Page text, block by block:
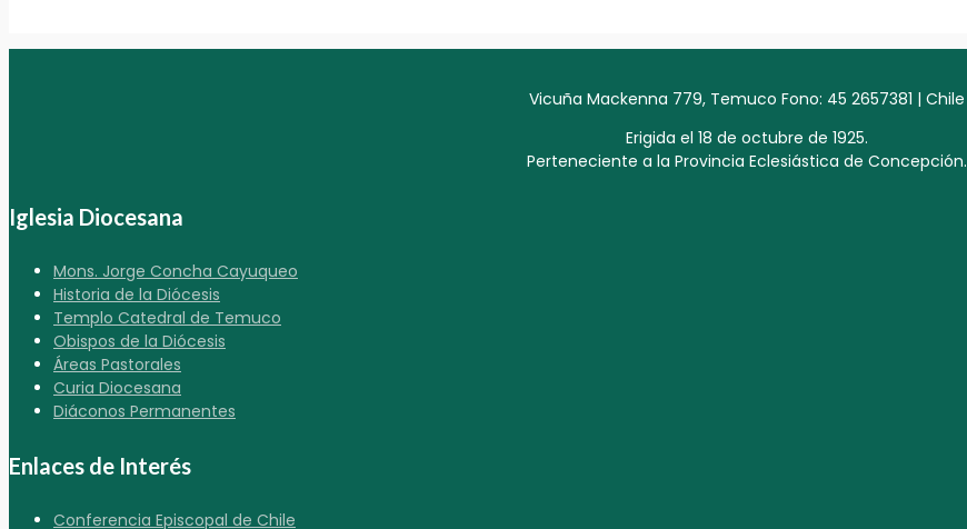
Vicuña Mackenna 779, Temuco Fono: 45 2657381 | Chile
Erigida el 18 de octubre de 1925.
Perteneciente a la Provincia Eclesiástica de Concepción.
Iglesia Diocesana
Mons. Jorge Concha Cayuqueo
Historia de la Diócesis
Templo Catedral de Temuco
Obispos de la Diócesis
Áreas Pastorales
Curia Diocesana
Diáconos Permanentes
Enlaces de Interés
Conferencia Episcopal de Chile